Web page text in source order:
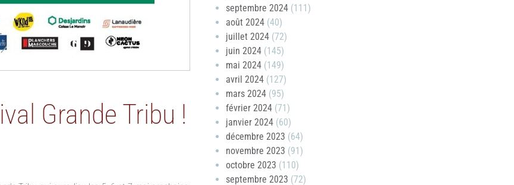
Grande Tribu !
septembre 2024 (111)
août 2024 (40)
juillet 2024 (72)
juin 2024 (145)
mai 2024 (149)
avril 2024 (127)
mars 2024 (95)
février 2024 (71)
janvier 2024 (60)
décembre 2023 (64)
novembre 2023 (91)
octobre 2023 (110)
septembre 2023 (72)